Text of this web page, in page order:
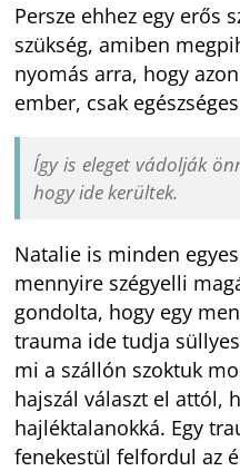
Persze ehhez egy erős
szükség, amiben
nyomás arra, hogy
ember, csak
Így is eleget vádolják
hogy ide kerültek.
Natalie is minden
mennyire szégyelli
gondolta, hogy egy
trauma ide tudja
mi a szállón szoktuk
hajszál választ el attól,
hajléktalanokká. Egy
fenekestül felfordul az